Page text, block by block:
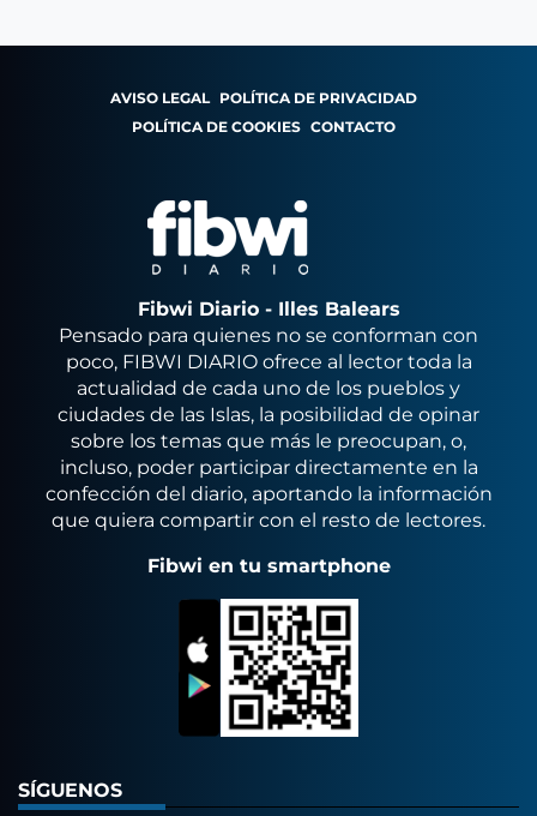
AVISO LEGAL POLÍTICA DE PRIVACIDAD
POLÍTICA DE COOKIES CONTACTO
Fibwi Diario - Illes Balears
Pensado para quienes no se conforman con
poco, FIBWI DIARIO ofrece al lector toda la
actualidad de cada uno de los pueblos y
ciudades de las Islas, la posibilidad de opinar
sobre los temas que más le preocupan, o,
incluso, poder participar directamente en la
confección del diario, aportando la información
que quiera compartir con el resto de lectores.
Fibwi en tu smartphone
SÍGUENOS